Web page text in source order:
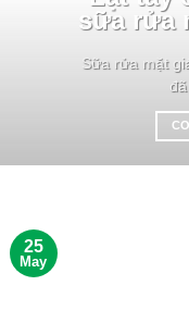
sữa rửa
Sữa rửa mặt
25
May